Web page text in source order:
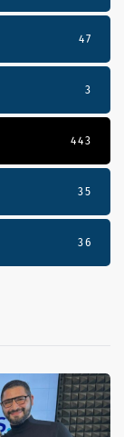
47
3
443
35
36